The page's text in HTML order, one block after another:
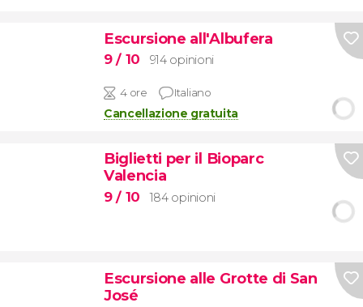
Escursione all'Albufera
9/ 10 914 opinioni
4 ore Italiano
Cancellazione gratuita
Biglietti per il Bioparc
Valencia
9/ 10 184 opinioni
Escursione alle Grotte di San
José